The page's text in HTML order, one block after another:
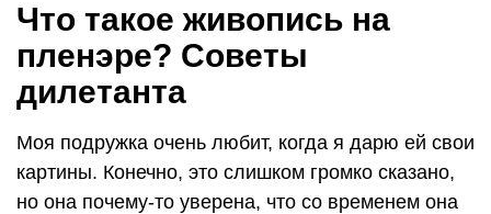
Что такое живопись на
пленэре? Советы
дилетанта
Моя подружка очень любит, когда я дарю ей свои
картины. Конечно, это слишком громко сказано,
но она почему-то уверена, что со временем она